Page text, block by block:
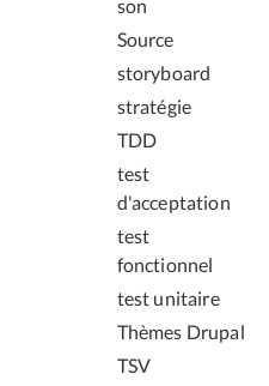
son
Source
storyboard
stratégie
TDD
test
d'acceptation
test
fonctionnel
test unitaire
Thèmes Drupal
TSV